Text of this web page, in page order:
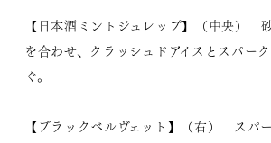
【日本酒ミントジュレップ】（中央）
を合わせ、クラッシュドアイスとスパー
ぐ。
【ブラックベルヴェット】（右） スパ